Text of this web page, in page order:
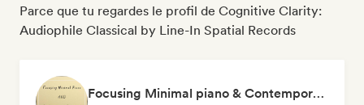
Parce que tu regardes le profil de Cognitive Clarity:
Audiophile Classical by Line-In Spatial Records
Focusing Minimal piano & Contemporary classical music